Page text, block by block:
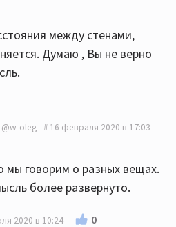
между стенами,
Думаю , Вы не верно
@w-oleg 16 февраля 2020 в 17:03
мы говорим о разных вещах.
более развернуто.
2020 в 10:24 0